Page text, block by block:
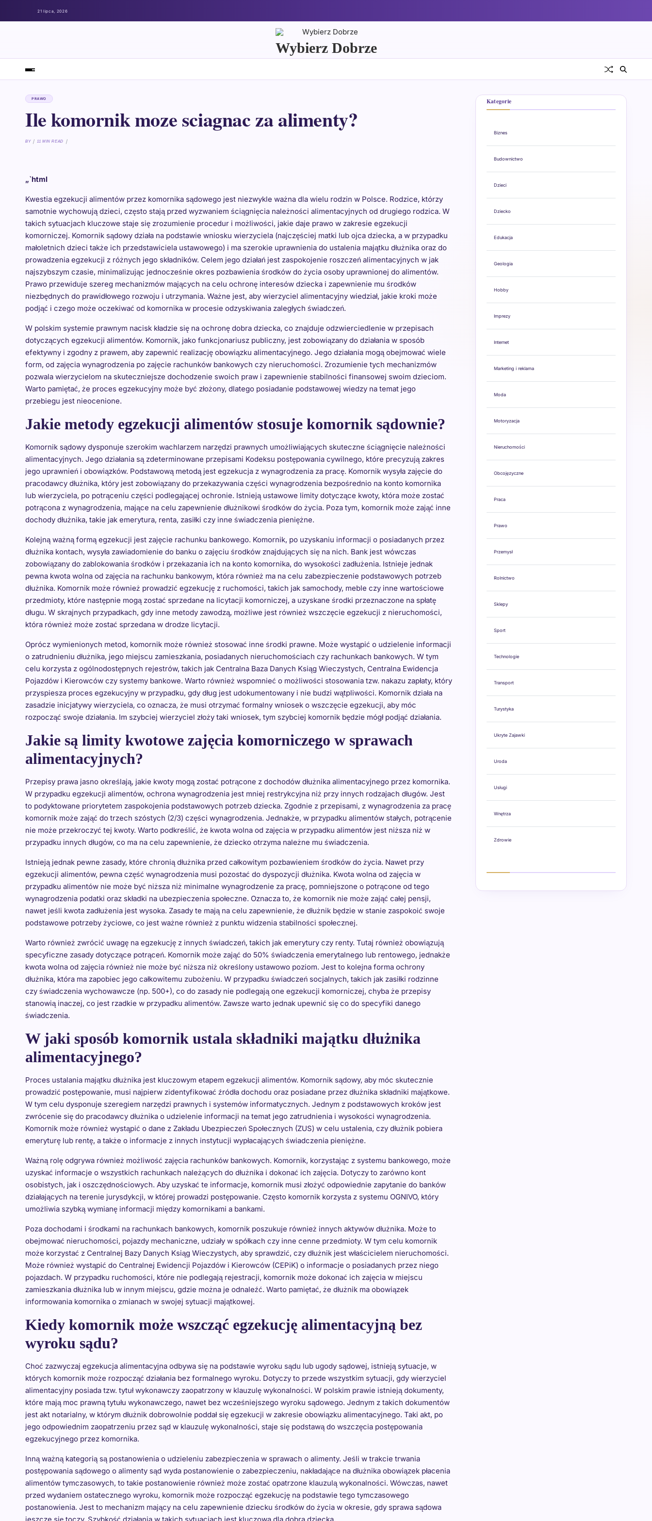
21 lipca, 2026
Wybierz Dobrze
PRAWO
Ile komornik moze sciagnac za alimenty?
BY 11 MIN READ
„`html
Kwestia egzekucji alimentów przez komornika sądowego jest niezwykle ważna dla wielu rodzin w Polsce. Rodzice, którzy
samotnie wychowują dzieci, często stają przed wyzwaniem ściągnięcia należności alimentacyjnych od drugiego rodzica. W
takich sytuacjach kluczowe staje się zrozumienie procedur i możliwości, jakie daje prawo w zakresie egzekucji
komorniczej. Komornik sądowy działa na podstawie wniosku wierzyciela (najczęściej matki lub ojca dziecka, a w przypadku
małoletnich dzieci także ich przedstawiciela ustawowego) i ma szerokie uprawnienia do ustalenia majątku dłużnika oraz do
prowadzenia egzekucji z różnych jego składników. Celem jego działań jest zaspokojenie roszczeń alimentacyjnych w jak
najszybszym czasie, minimalizując jednocześnie okres pozbawienia środków do życia osoby uprawnionej do alimentów.
Prawo przewiduje szereg mechanizmów mających na celu ochronę interesów dziecka i zapewnienie mu środków
niezbędnych do prawidłowego rozwoju i utrzymania. Ważne jest, aby wierzyciel alimentacyjny wiedział, jakie kroki może
podjąć i czego może oczekiwać od komornika w procesie odzyskiwania zaległych świadczeń.
W polskim systemie prawnym nacisk kładzie się na ochronę dobra dziecka, co znajduje odzwierciedlenie w przepisach
dotyczących egzekucji alimentów. Komornik, jako funkcjonariusz publiczny, jest zobowiązany do działania w sposób
efektywny i zgodny z prawem, aby zapewnić realizację obowiązku alimentacyjnego. Jego działania mogą obejmować wiele
form, od zajęcia wynagrodzenia po zajęcie rachunków bankowych czy nieruchomości. Zrozumienie tych mechanizmów
pozwala wierzycielom na skuteczniejsze dochodzenie swoich praw i zapewnienie stabilności finansowej swoim dzieciom.
Warto pamiętać, że proces egzekucyjny może być złożony, dlatego posiadanie podstawowej wiedzy na temat jego
przebiegu jest nieocenione.
Jakie metody egzekucji alimentów stosuje komornik sądownie?
Komornik sądowy dysponuje szerokim wachlarzem narzędzi prawnych umożliwiających skuteczne ściągnięcie należności
alimentacyjnych. Jego działania są zdeterminowane przepisami Kodeksu postępowania cywilnego, które precyzują zakres
jego uprawnień i obowiązków. Podstawową metodą jest egzekucja z wynagrodzenia za pracę. Komornik wysyła zajęcie do
pracodawcy dłużnika, który jest zobowiązany do przekazywania części wynagrodzenia bezpośrednio na konto komornika
lub wierzyciela, po potrąceniu części podlegającej ochronie. Istnieją ustawowe limity dotyczące kwoty, która może zostać
potrącona z wynagrodzenia, mające na celu zapewnienie dłużnikowi środków do życia. Poza tym, komornik może zająć inne
dochody dłużnika, takie jak emerytura, renta, zasiłki czy inne świadczenia pieniężne.
Kolejną ważną formą egzekucji jest zajęcie rachunku bankowego. Komornik, po uzyskaniu informacji o posiadanych przez
dłużnika kontach, wysyła zawiadomienie do banku o zajęciu środków znajdujących się na nich. Bank jest wówczas
zobowiązany do zablokowania środków i przekazania ich na konto komornika, do wysokości zadłużenia. Istnieje jednak
pewna kwota wolna od zajęcia na rachunku bankowym, która również ma na celu zabezpieczenie podstawowych potrzeb
dłużnika. Komornik może również prowadzić egzekucję z ruchomości, takich jak samochody, meble czy inne wartościowe
przedmioty, które następnie mogą zostać sprzedane na licytacji komorniczej, a uzyskane środki przeznaczone na spłatę
długu. W skrajnych przypadkach, gdy inne metody zawodzą, możliwe jest również wszczęcie egzekucji z nieruchomości,
która również może zostać sprzedana w drodze licytacji.
Oprócz wymienionych metod, komornik może również stosować inne środki prawne. Może wystąpić o udzielenie informacji
o zatrudnieniu dłużnika, jego miejscu zamieszkania, posiadanych nieruchomościach czy rachunkach bankowych. W tym
celu korzysta z ogólnodostępnych rejestrów, takich jak Centralna Baza Danych Ksiąg Wieczystych, Centralna Ewidencja
Pojazdów i Kierowców czy systemy bankowe. Warto również wspomnieć o możliwości stosowania tzw. nakazu zapłaty, który
przyspiesza proces egzekucyjny w przypadku, gdy dług jest udokumentowany i nie budzi wątpliwości. Komornik działa na
zasadzie inicjatywy wierzyciela, co oznacza, że musi otrzymać formalny wniosek o wszczęcie egzekucji, aby móc
rozpocząć swoje działania. Im szybciej wierzyciel złoży taki wniosek, tym szybciej komornik będzie mógł podjąć działania.
Jakie są limity kwotowe zajęcia komorniczego w sprawach
alimentacyjnych?
Przepisy prawa jasno określają, jakie kwoty mogą zostać potrącone z dochodów dłużnika alimentacyjnego przez komornika.
W przypadku egzekucji alimentów, ochrona wynagrodzenia jest mniej restrykcyjna niż przy innych rodzajach długów. Jest
to podyktowane priorytetem zaspokojenia podstawowych potrzeb dziecka. Zgodnie z przepisami, z wynagrodzenia za pracę
komornik może zająć do trzech szóstych (2/3) części wynagrodzenia. Jednakże, w przypadku alimentów stałych, potrącenie
nie może przekroczyć tej kwoty. Warto podkreślić, że kwota wolna od zajęcia w przypadku alimentów jest niższa niż w
przypadku innych długów, co ma na celu zapewnienie, że dziecko otrzyma należne mu świadczenia.
Istnieją jednak pewne zasady, które chronią dłużnika przed całkowitym pozbawieniem środków do życia. Nawet przy
egzekucji alimentów, pewna część wynagrodzenia musi pozostać do dyspozycji dłużnika. Kwota wolna od zajęcia w
przypadku alimentów nie może być niższa niż minimalne wynagrodzenie za pracę, pomniejszone o potrącone od tego
wynagrodzenia podatki oraz składki na ubezpieczenia społeczne. Oznacza to, że komornik nie może zająć całej pensji,
nawet jeśli kwota zadłużenia jest wysoka. Zasady te mają na celu zapewnienie, że dłużnik będzie w stanie zaspokoić swoje
podstawowe potrzeby życiowe, co jest ważne również z punktu widzenia stabilności społecznej.
Warto również zwrócić uwagę na egzekucję z innych świadczeń, takich jak emerytury czy renty. Tutaj również obowiązują
specyficzne zasady dotyczące potrąceń. Komornik może zająć do 50% świadczenia emerytalnego lub rentowego, jednakże
kwota wolna od zajęcia również nie może być niższa niż określony ustawowo poziom. Jest to kolejna forma ochrony
dłużnika, która ma zapobiec jego całkowitemu zubożeniu. W przypadku świadczeń socjalnych, takich jak zasiłki rodzinne
czy świadczenia wychowawcze (np. 500+), co do zasady nie podlegają one egzekucji komorniczej, chyba że przepisy
stanowią inaczej, co jest rzadkie w przypadku alimentów. Zawsze warto jednak upewnić się co do specyfiki danego
świadczenia.
W jaki sposób komornik ustala składniki majątku dłużnika
alimentacyjnego?
Proces ustalania majątku dłużnika jest kluczowym etapem egzekucji alimentów. Komornik sądowy, aby móc skutecznie
prowadzić postępowanie, musi najpierw zidentyfikować źródła dochodu oraz posiadane przez dłużnika składniki majątkowe.
W tym celu dysponuje szeregiem narzędzi prawnych i systemów informatycznych. Jednym z podstawowych kroków jest
zwrócenie się do pracodawcy dłużnika o udzielenie informacji na temat jego zatrudnienia i wysokości wynagrodzenia.
Komornik może również wystąpić o dane z Zakładu Ubezpieczeń Społecznych (ZUS) w celu ustalenia, czy dłużnik pobiera
emeryturę lub rentę, a także o informacje z innych instytucji wypłacających świadczenia pieniężne.
Ważną rolę odgrywa również możliwość zajęcia rachunków bankowych. Komornik, korzystając z systemu bankowego, może
uzyskać informacje o wszystkich rachunkach należących do dłużnika i dokonać ich zajęcia. Dotyczy to zarówno kont
osobistych, jak i oszczędnościowych. Aby uzyskać te informacje, komornik musi złożyć odpowiednie zapytanie do banków
działających na terenie jurysdykcji, w której prowadzi postępowanie. Często komornik korzysta z systemu OGNIVO, który
umożliwia szybką wymianę informacji między komornikami a bankami.
Poza dochodami i środkami na rachunkach bankowych, komornik poszukuje również innych aktywów dłużnika. Może to
obejmować nieruchomości, pojazdy mechaniczne, udziały w spółkach czy inne cenne przedmioty. W tym celu komornik
może korzystać z Centralnej Bazy Danych Ksiąg Wieczystych, aby sprawdzić, czy dłużnik jest właścicielem nieruchomości.
Może również wystąpić do Centralnej Ewidencji Pojazdów i Kierowców (CEPiK) o informacje o posiadanych przez niego
pojazdach. W przypadku ruchomości, które nie podlegają rejestracji, komornik może dokonać ich zajęcia w miejscu
zamieszkania dłużnika lub w innym miejscu, gdzie można je odnaleźć. Warto pamiętać, że dłużnik ma obowiązek
informowania komornika o zmianach w swojej sytuacji majątkowej.
Kiedy komornik może wszcząć egzekucję alimentacyjną bez
wyroku sądu?
Choć zazwyczaj egzekucja alimentacyjna odbywa się na podstawie wyroku sądu lub ugody sądowej, istnieją sytuacje, w
których komornik może rozpocząć działania bez formalnego wyroku. Dotyczy to przede wszystkim sytuacji, gdy wierzyciel
alimentacyjny posiada tzw. tytuł wykonawczy zaopatrzony w klauzulę wykonalności. W polskim prawie istnieją dokumenty,
które mają moc prawną tytułu wykonawczego, nawet bez wcześniejszego wyroku sądowego. Jednym z takich dokumentów
jest akt notarialny, w którym dłużnik dobrowolnie poddał się egzekucji w zakresie obowiązku alimentacyjnego. Taki akt, po
jego odpowiednim zaopatrzeniu przez sąd w klauzulę wykonalności, staje się podstawą do wszczęcia postępowania
egzekucyjnego przez komornika.
Inną ważną kategorią są postanowienia o udzieleniu zabezpieczenia w sprawach o alimenty. Jeśli w trakcie trwania
postępowania sądowego o alimenty sąd wyda postanowienie o zabezpieczeniu, nakładające na dłużnika obowiązek płacenia
alimentów tymczasowych, to takie postanowienie również może zostać opatrzone klauzulą wykonalności. Wówczas, nawet
przed wydaniem ostatecznego wyroku, komornik może rozpocząć egzekucję na podstawie tego tymczasowego
postanowienia. Jest to mechanizm mający na celu zapewnienie dziecku środków do życia w okresie, gdy sprawa sądowa
Kategorie
Biznes
Budownictwo
Dzieci
Dziecko
Edukacja
Geologia
Hobby
Imprezy
Internet
Marketing i reklama
Moda
Motoryzacja
Nieruchomości
Obcojęzyczne
Praca
Prawo
Przemysł
Rolnictwo
Sklepy
Sport
Technologie
Transport
Turystyka
Ukryte Zajawki
Uroda
Usługi
Wnętrza
Zdrowie